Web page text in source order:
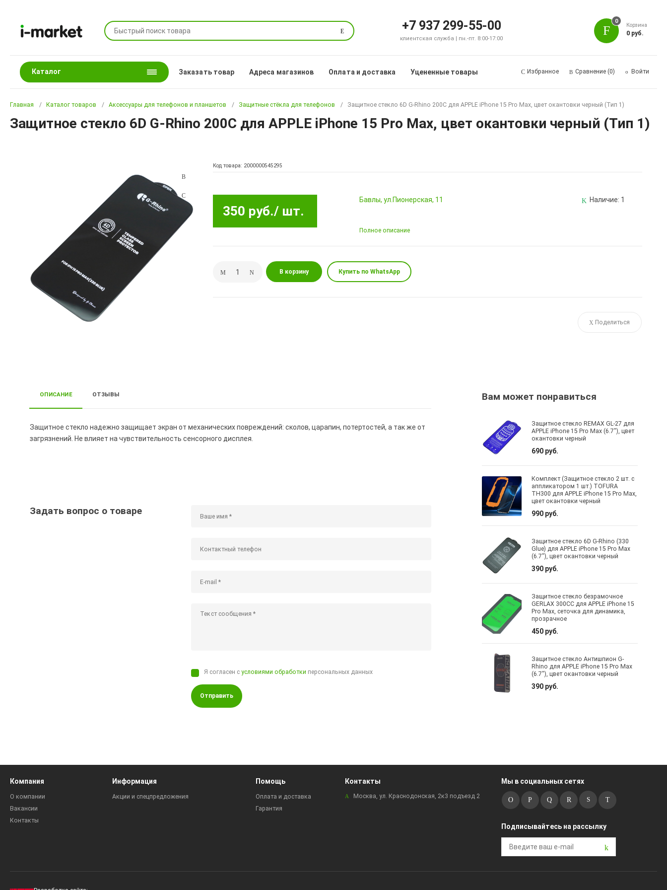
Поиск +7 937 299-55-00
клиентская служба | пн.-пт. 8:00-17:00
0
Корзина
0 руб.
Каталог Заказать товар Адреса магазинов Оплата и доставка Уцененные товары Избранное Сравнение (0) Войти
Главная Каталог товаров Аксессуары для телефонов и планшетов Защитные стёкла для телефонов Защитное стекло 6D G-Rhino 200C для APPLE iPhone 15 Pro Max, цвет окантовки черный (Тип 1)
Защитное стекло 6D G-Rhino 200C для APPLE iPhone 15 Pro Max, цвет окантовки черный (Тип 1)
Код товара: 2000000545295
350 руб./ шт.
Бавлы, ул.Пионерская, 11 Наличие: 1
Полное описание
В корзину Купить по WhatsApp
Поделиться
ОПИСАНИЕ ОТЗЫВЫ
Защитное стекло надежно защищает экран от механических повреждений: сколов, царапин, потертостей, а так же от
загрязнений. Не влияет на чувствительность сенсорного дисплея.
Задать вопрос о товаре
Я согласен сусловиями обработки персональных данных
Отправить
Вам может понравиться
Защитное стекло REMAX GL-27 для
APPLE iPhone 15 Pro Max (6.7"), цвет
окантовки черный
690 руб.
Комплект (Защитное стекло 2 шт. с
аппликатором 1 шт.) TOFURA
TH300 для APPLE iPhone 15 Pro Max,
цвет окантовки черный
990 руб.
Защитное стекло 6D G-Rhino (330
Glue) для APPLE iPhone 15 Pro Max
(6.7"), цвет окантовки черный
390 руб.
Защитное стекло безрамочное
GERLAX 300CC для APPLE iPhone 15
Pro Max, сеточка для динамика,
прозрачное
450 руб.
Защитное стекло Антишпион G-
Rhino для APPLE iPhone 15 Pro Max
(6.7"), цвет окантовки черный
390 руб.
Компания
О компании
Вакансии
Контакты
Информация
Акции и спецпредложения
Помощь
Оплата и доставка
Гарантия
Контакты
Москва, ул. Краснодонская, 2к3 подъезд 2
Мы в социальных сетях
Подписывайтесь на рассылку